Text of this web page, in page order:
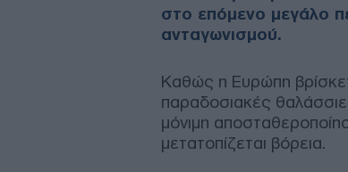
στο επόμενο μεγάλο
ανταγωνισμού.
Καθώς η Ευρώπη
παραδοσιακές
μόνιμη
μετατοπίζεται βόρεια.